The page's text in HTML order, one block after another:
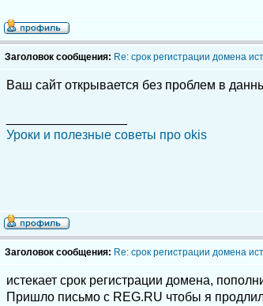
Заголовок сообщения: Re: срок регистрации домена
Ваш сайт открывается без проблем в
Уроки и полезные советы про okis
Заголовок сообщения: Re: срок регистрации домена
истекает срок регистрации домена,
Пришло письмо с REG.RU чтобы я